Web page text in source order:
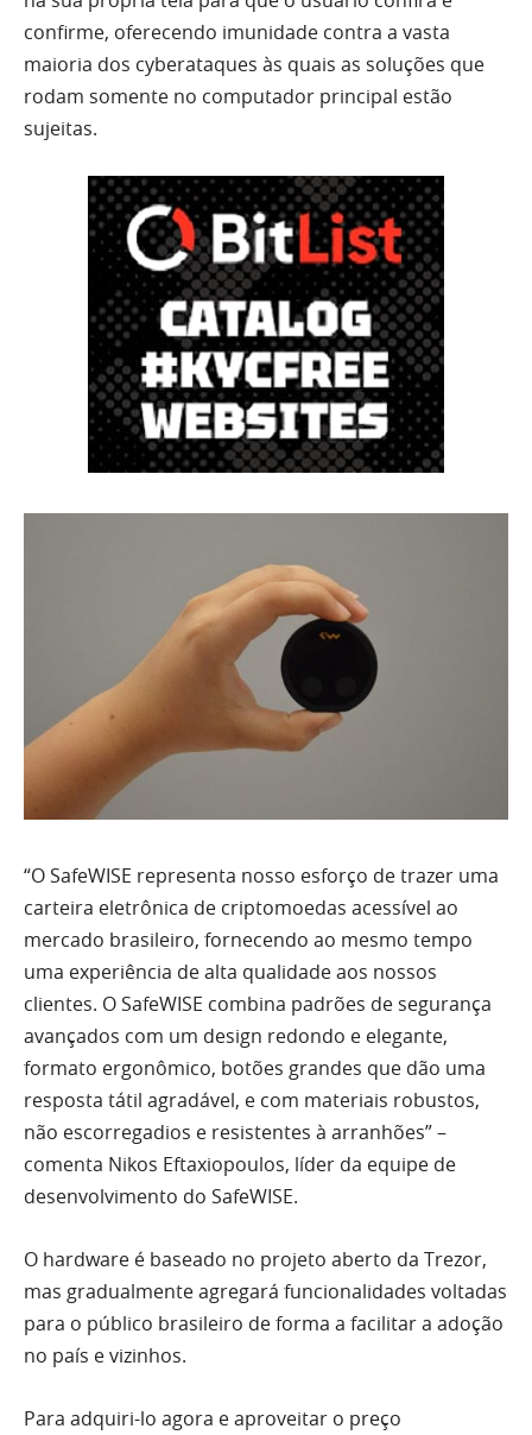
confirme, oferecendo imunidade contra a vasta
maioria dos cyberataques às quais as soluções que
rodam somente no computador principal estão
sujeitas.
“O SafeWISE representa nosso esforço de trazer uma
carteira eletrônica de criptomoedas acessível ao
mercado brasileiro, fornecendo ao mesmo tempo
uma experiência de alta qualidade aos nossos
clientes. O SafeWISE combina padrões de segurança
avançados com um design redondo e elegante,
formato ergonômico, botões grandes que dão uma
resposta tátil agradável, e com materiais robustos,
não escorregadios e resistentes à arranhões” –
comenta Nikos Eftaxiopoulos, líder da equipe de
desenvolvimento do SafeWISE.
O hardware é baseado no projeto aberto da Trezor,
mas gradualmente agregará funcionalidades voltadas
para o público brasileiro de forma a facilitar a adoção
no país e vizinhos.
Para adquiri-lo agora e aproveitar o preço